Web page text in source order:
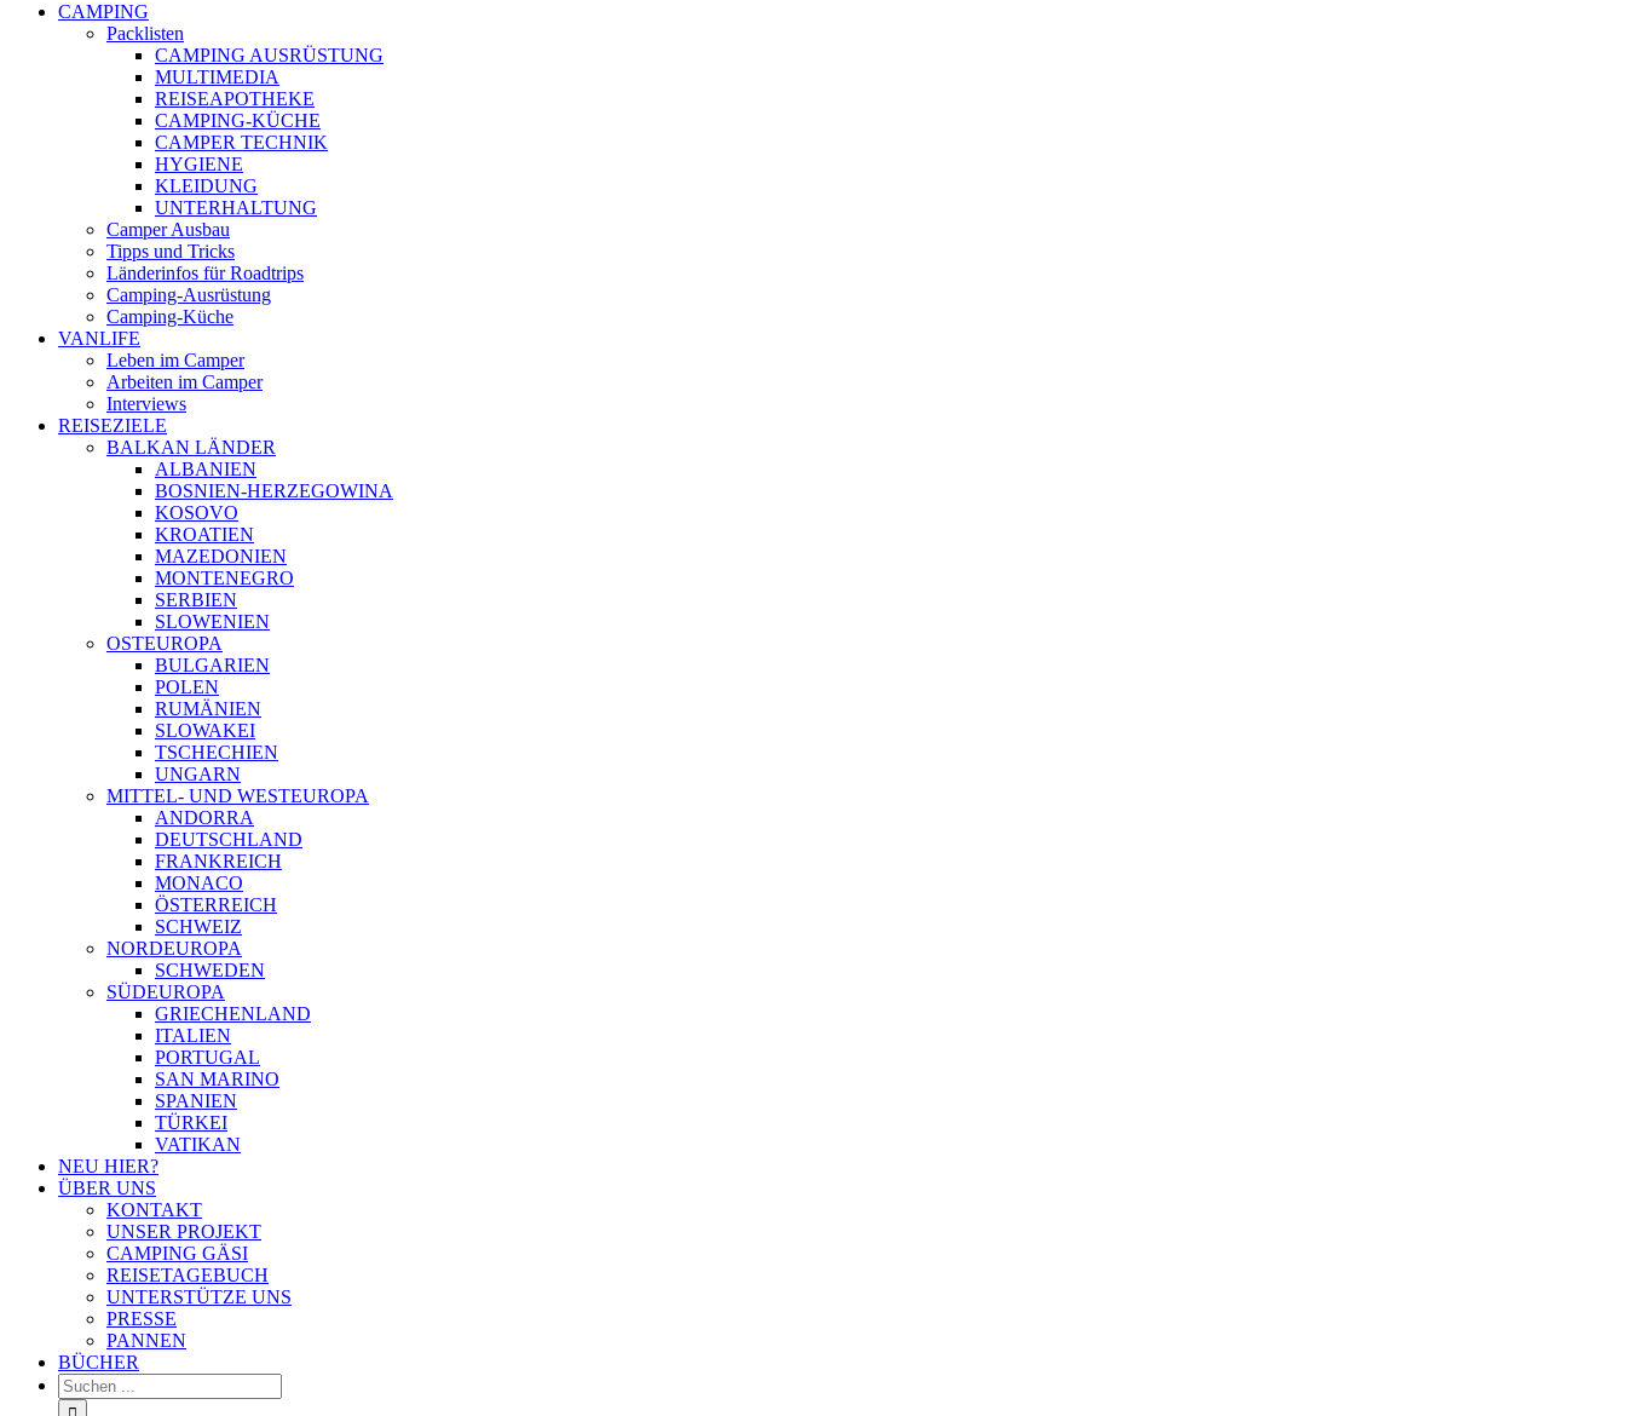
CAMPING
Packlisten
CAMPING AUSRÜSTUNG
MULTIMEDIA
REISEAPOTHEKE
CAMPING-KÜCHE
CAMPER TECHNIK
HYGIENE
KLEIDUNG
UNTERHALTUNG
Camper Ausbau
Tipps und Tricks
Länderinfos für Roadtrips
Camping-Ausrüstung
Camping-Küche
VANLIFE
Leben im Camper
Arbeiten im Camper
Interviews
REISEZIELE
BALKAN LÄNDER
ALBANIEN
BOSNIEN-HERZEGOWINA
KOSOVO
KROATIEN
MAZEDONIEN
MONTENEGRO
SERBIEN
SLOWENIEN
OSTEUROPA
BULGARIEN
POLEN
RUMÄNIEN
SLOWAKEI
TSCHECHIEN
UNGARN
MITTEL- UND WESTEUROPA
ANDORRA
DEUTSCHLAND
FRANKREICH
MONACO
ÖSTERREICH
SCHWEIZ
NORDEUROPA
SCHWEDEN
SÜDEUROPA
GRIECHENLAND
ITALIEN
PORTUGAL
SAN MARINO
SPANIEN
TÜRKEI
VATIKAN
NEU HIER?
ÜBER UNS
KONTAKT
UNSER PROJEKT
CAMPING GÄSI
REISETAGEBUCH
UNTERSTÜTZE UNS
PRESSE
PANNEN
BÜCHER
Suche
nach: